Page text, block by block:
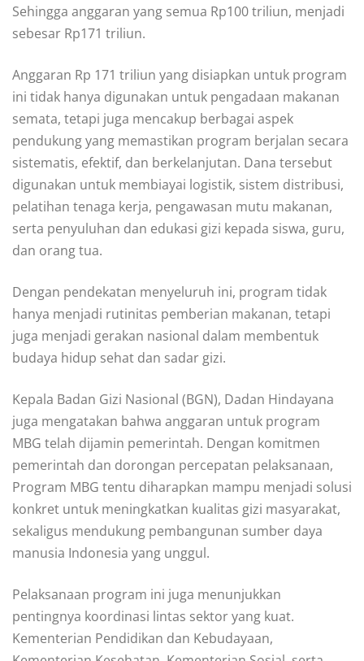
Sehingga anggaran yang semua Rp100 triliun, menjadi
sebesar Rp171 triliun.
Anggaran Rp 171 triliun yang disiapkan untuk program
ini tidak hanya digunakan untuk pengadaan makanan
semata, tetapi juga mencakup berbagai aspek
pendukung yang memastikan program berjalan secara
sistematis, efektif, dan berkelanjutan. Dana tersebut
digunakan untuk membiayai logistik, sistem distribusi,
pelatihan tenaga kerja, pengawasan mutu makanan,
serta penyuluhan dan edukasi gizi kepada siswa, guru,
dan orang tua.
Dengan pendekatan menyeluruh ini, program tidak
hanya menjadi rutinitas pemberian makanan, tetapi
juga menjadi gerakan nasional dalam membentuk
budaya hidup sehat dan sadar gizi.
Kepala Badan Gizi Nasional (BGN), Dadan Hindayana
juga mengatakan bahwa anggaran untuk program
MBG telah dijamin pemerintah. Dengan komitmen
pemerintah dan dorongan percepatan pelaksanaan,
Program MBG tentu diharapkan mampu menjadi solusi
konkret untuk meningkatkan kualitas gizi masyarakat,
sekaligus mendukung pembangunan sumber daya
manusia Indonesia yang unggul.
Pelaksanaan program ini juga menunjukkan
pentingnya koordinasi lintas sektor yang kuat.
Kementerian Pendidikan dan Kebudayaan,